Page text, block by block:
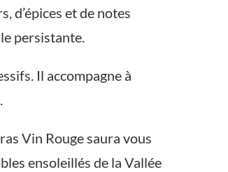
d’épices et de notes
persistante.
Il accompagne à
Vin Rouge saura vous
ensoleillés de la Vallée